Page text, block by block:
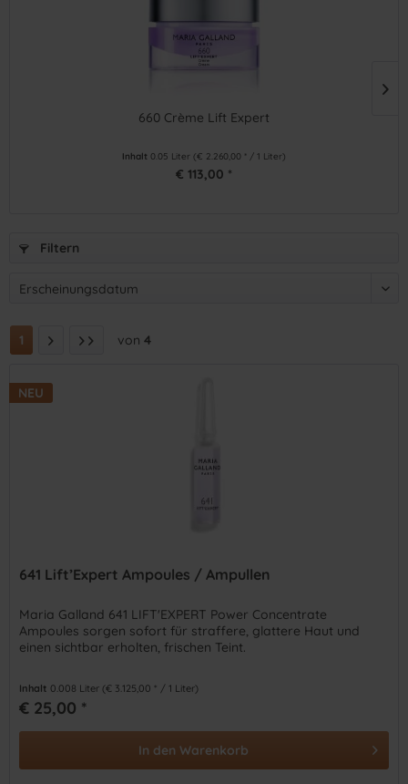
660 Crème Lift Expert
Inhalt 0.05 Liter (€ 2.260,00 * / 1 Liter)
€ 113,00 *
Filtern
1 von 4
NEU
641 Lift’Expert Ampoules / Ampullen
Maria Galland 641 LIFT'EXPERT Power Concentrate
Ampoules sorgen sofort für straffere, glattere Haut und
einen sichtbar erholten, frischen Teint.
Inhalt 0.008 Liter (€ 3.125,00 * / 1 Liter)
€ 25,00 *
In den Warenkorb